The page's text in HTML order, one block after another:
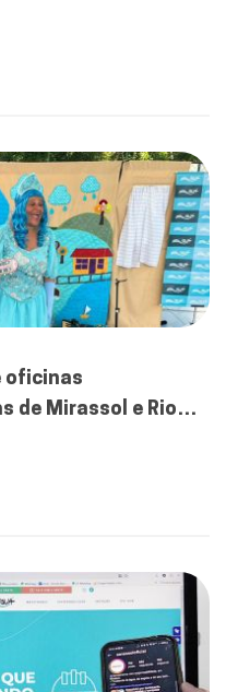
oficinas
de Mirassol e Rio